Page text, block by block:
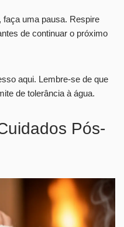
faça uma pausa. Respire
de continuar o próximo
aqui. Lembre-se de que
de tolerância à água.
Pós-